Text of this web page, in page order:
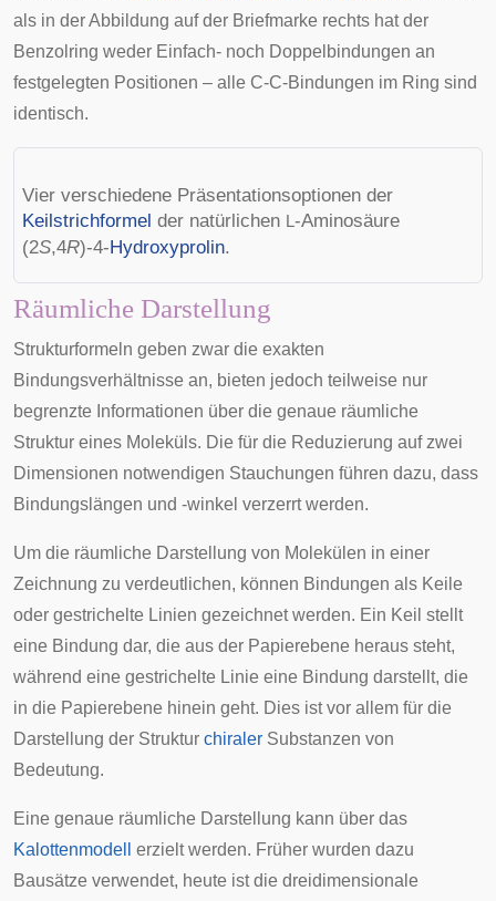
als in der Abbildung auf der Briefmarke rechts hat der
Benzolring weder Einfach- noch Doppelbindungen an
festgelegten Positionen – alle C-C-Bindungen im Ring sind
identisch.
Vier verschiedene Präsentationsoptionen der
Keilstrichformel der natürlichen
-Aminosäure
(2S,4R)-4-Hydroxyprolin.
Räumliche Darstellung
Strukturformeln geben zwar die exakten
Bindungsverhältnisse an, bieten jedoch teilweise nur
begrenzte Informationen über die genaue räumliche
Struktur eines Moleküls. Die für die Reduzierung auf zwei
Dimensionen notwendigen Stauchungen führen dazu, dass
Bindungslängen und -winkel verzerrt werden.
Um die räumliche Darstellung von Molekülen in einer
Zeichnung zu verdeutlichen, können Bindungen als Keile
oder gestrichelte Linien gezeichnet werden. Ein Keil stellt
eine Bindung dar, die aus der Papierebene heraus steht,
während eine gestrichelte Linie eine Bindung darstellt, die
in die Papierebene hinein geht. Dies ist vor allem für die
Darstellung der Struktur chiraler Substanzen von
Bedeutung.
Eine genaue räumliche Darstellung kann über das
Kalottenmodell
erzielt werden. Früher wurden dazu
Bausätze verwendet, heute ist die dreidimensionale